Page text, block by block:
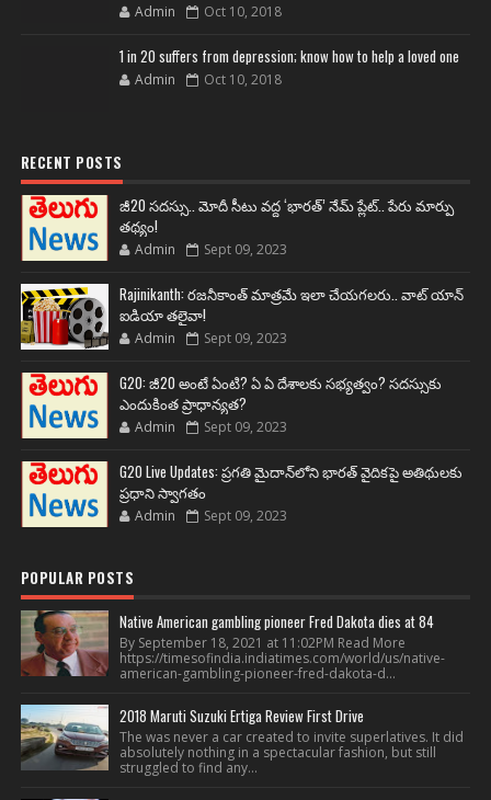
Admin Oct 10, 2018
1 in 20 suffers from depression; know how to help a loved one
Admin Oct 10, 2018
RECENT POSTS
జీ20 సదస్సు.. మోదీ సీటు వద్ద ‘భారత్’ నేమ్ ప్లేట్‌.. పేరు మార్పు
తథ్యం!
Admin Sept 09, 2023
Rajinikanth: రజనీకాంత్ మాత్రమే ఇలా చేయగలరు.. వాట్ యాన్
ఐడియా తలైవా!
Admin Sept 09, 2023
G20: జీ20 అంటే ఏంటి? ఏ ఏ దేశాలకు సభ్యత్వం? సదస్సుకు
ఎందుకింత ప్రాధాన్యత?
Admin Sept 09, 2023
G20 Live Updates: ప్రగతి మైదాన్‌లోని భారత్ వైదికపై అతిథులకు
ప్రధాని స్వాగతం
Admin Sept 09, 2023
POPULAR POSTS
Native American gambling pioneer Fred Dakota dies at 84
By September 18, 2021 at 11:02PM Read More
https://timesofindia.indiatimes.com/world/us/native-
american-gambling-pioneer-fred-dakota-d...
2018 Maruti Suzuki Ertiga Review First Drive
The was never a car created to invite superlatives. It did
absolutely nothing in a spectacular fashion, but still
struggled to find any...